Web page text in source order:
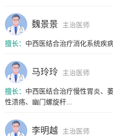
魏景景 主治医师
擅长： 中西医结合治疗消化系统疾
马玲玲 主治医师
擅长： 中西医结合治疗慢性胃炎、
性溃疡、幽门螺旋杆...
李明越 主治医师